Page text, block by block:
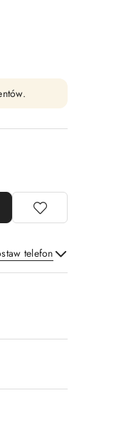
telefon
Wyślij